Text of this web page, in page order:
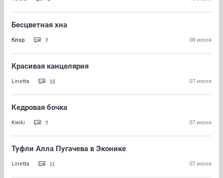
Бесцветная хна
Клэр 7 08 июля
Красивая канцелярия
Linetta 15 07 июля
Кедровая бочка
Kwiki 7 07 июля
Туфли Алла Пугачева в Эконике
Linetta 11 07 июля